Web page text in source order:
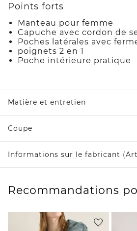
Points forts
Manteau pour femme
Capuche avec cordon de
Poches latérales avec
poignets 2 en 1
Poche intérieure pratique
Matière et entretien
Coupe
Informations sur le fabricant
Recommandations